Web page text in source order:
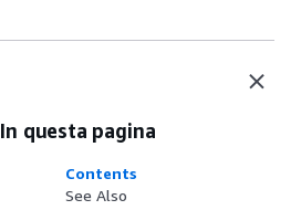
In questa pagina
Contents
See Also